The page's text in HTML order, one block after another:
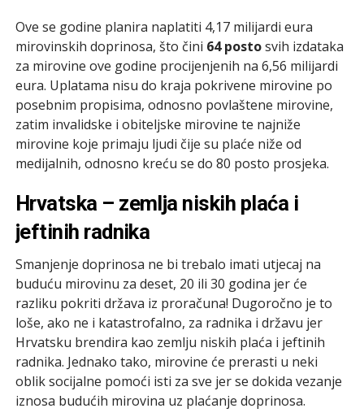
Ove se godine planira naplatiti 4,17 milijardi eura
mirovinskih doprinosa, što čini 64 postosvih izdataka
za mirovine ove godine procijenjenih na 6,56 milijardi
eura. Uplatama nisu do kraja pokrivene mirovine po
posebnim propisima, odnosno povlaštene mirovine,
zatim invalidske i obiteljske mirovine te najniže
mirovine koje primaju ljudi čije su plaće niže od
medijalnih, odnosno kreću se do 80 posto prosjeka.
Hrvatska – zemlja niskih plaća i
jeftinih radnika
Smanjenje doprinosa ne bi trebalo imati utjecaj na
buduću mirovinu za deset, 20 ili 30 godina jer će
razliku pokriti država iz proračuna! Dugoročno je to
loše, ako ne i katastrofalno, za radnika i državu jer
Hrvatsku brendira kao zemlju niskih plaća i jeftinih
radnika. Jednako tako, mirovine će prerasti u neki
oblik socijalne pomoći isti za sve jer se dokida vezanje
iznosa budućih mirovina uz plaćanje doprinosa.